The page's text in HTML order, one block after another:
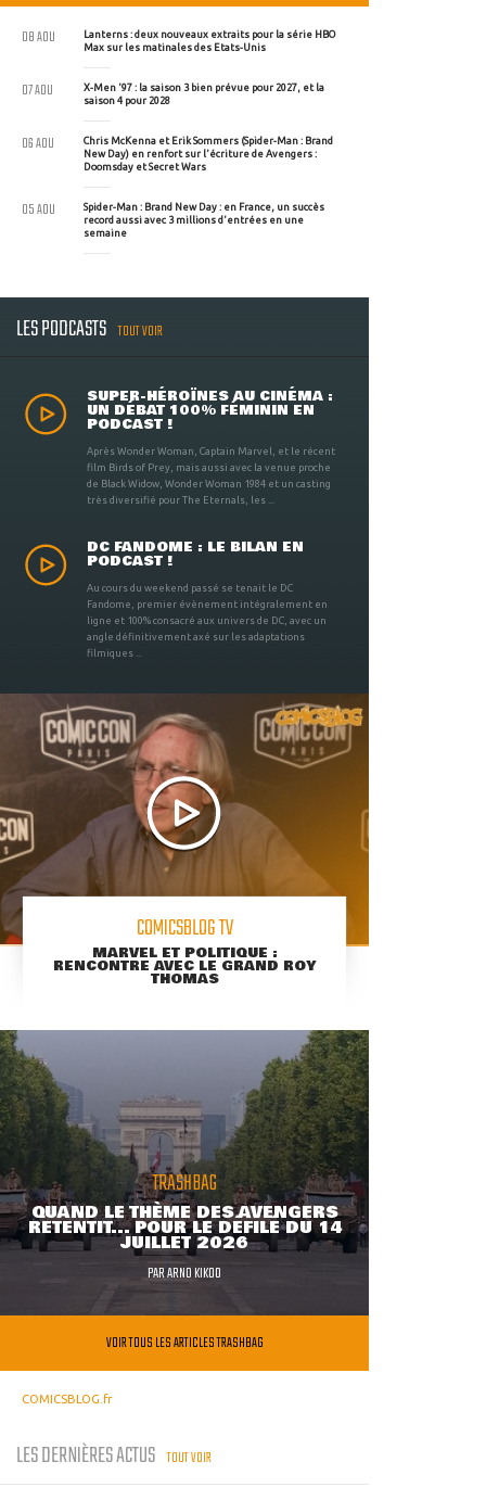
Lanterns : deux nouveaux extraits pour la série HBO
Max sur les matinales des Etats-Unis
08 AOU
X-Men '97 : la saison 3 bien prévue pour 2027, et la
saison 4 pour 2028
07 AOU
Chris McKenna et Erik Sommers (Spider-Man : Brand
New Day) en renfort sur l'écriture de Avengers :
Doomsday et Secret Wars
06 AOU
Spider-Man : Brand New Day : en France, un succès
record aussi avec 3 millions d'entrées en une
semaine
05 AOU
LES PODCASTS TOUT VOIR
SUPER-HÉROÏNES AU CINÉMA :
UN DÉBAT 100% FÉMININ EN
PODCAST !
Après Wonder Woman, Captain Marvel, et le récent
film Birds of Prey, mais aussi avec la venue proche
de Black Widow, Wonder Woman 1984 et un casting
très diversifié pour The Eternals, les ...
DC FANDOME : LE BILAN EN
PODCAST !
Au cours du weekend passé se tenait le DC
Fandome, premier évènement intégralement en
ligne et 100% consacré aux univers de DC, avec un
angle définitivement axé sur les adaptations
filmiques ...
COMICSBLOG TV
MARVEL ET POLITIQUE :
RENCONTRE AVEC LE GRAND ROY
THOMAS
TRASHBAG
QUAND LE THÈME DES AVENGERS
RETENTIT... POUR LE DÉFILÉ DU 14
JUILLET 2026
PARARNO KIKOO
VOIR TOUS LES ARTICLES TRASHBAG
COMICSBLOG.fr
LES DERNIÈRES ACTUS TOUT VOIR